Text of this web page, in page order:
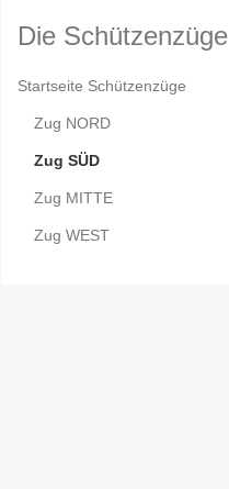
Die Schützenzüge
Startseite Schützenzüge
Zug NORD
Zug SÜD
Zug MITTE
Zug WEST